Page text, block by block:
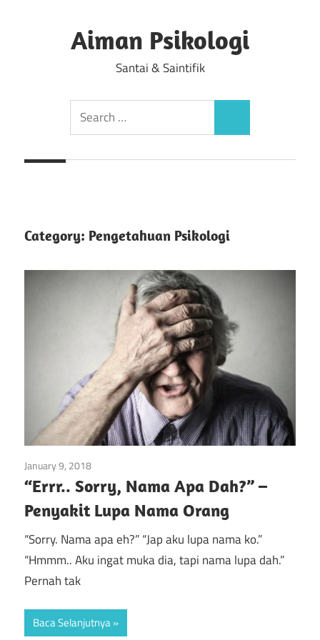
Aiman Psikologi
Santai & Saintifik
Search
for:
Category: Pengetahuan Psikologi
January 9, 2018
“Errr.. Sorry, Nama Apa Dah?” –
Penyakit Lupa Nama Orang
“Sorry. Nama apa eh?” “Jap aku lupa nama ko.”
“Hmmm.. Aku ingat muka dia, tapi nama lupa dah.”
Pernah tak
Baca Selanjutnya